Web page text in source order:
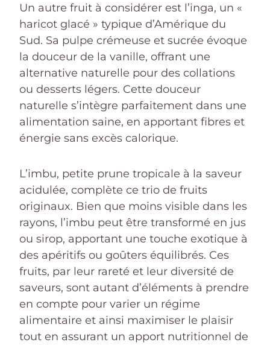
Un autre fruit à considérer est l’inga, un «
haricot glacé » typique d’Amérique du
Sud. Sa pulpe crémeuse et sucrée évoque
la douceur de la vanille, offrant une
alternative naturelle pour des collations
ou desserts légers. Cette douceur
naturelle s’intègre parfaitement dans une
alimentation saine, en apportant fibres et
énergie sans excès calorique.
L’imbu, petite prune tropicale à la saveur
acidulée, complète ce trio de fruits
originaux. Bien que moins visible dans les
rayons, l’imbu peut être transformé en jus
ou sirop, apportant une touche exotique à
des apéritifs ou goûters équilibrés. Ces
fruits, par leur rareté et leur diversité de
saveurs, sont autant d’éléments à prendre
en compte pour varier un régime
alimentaire et ainsi maximiser le plaisir
tout en assurant un apport nutritionnel de